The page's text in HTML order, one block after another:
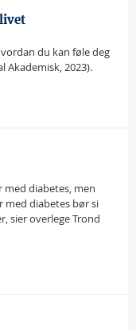
du kan føle deg
Akademisk, 2023).
med diabetes, men
med diabetes bør si
sier overlege Trond